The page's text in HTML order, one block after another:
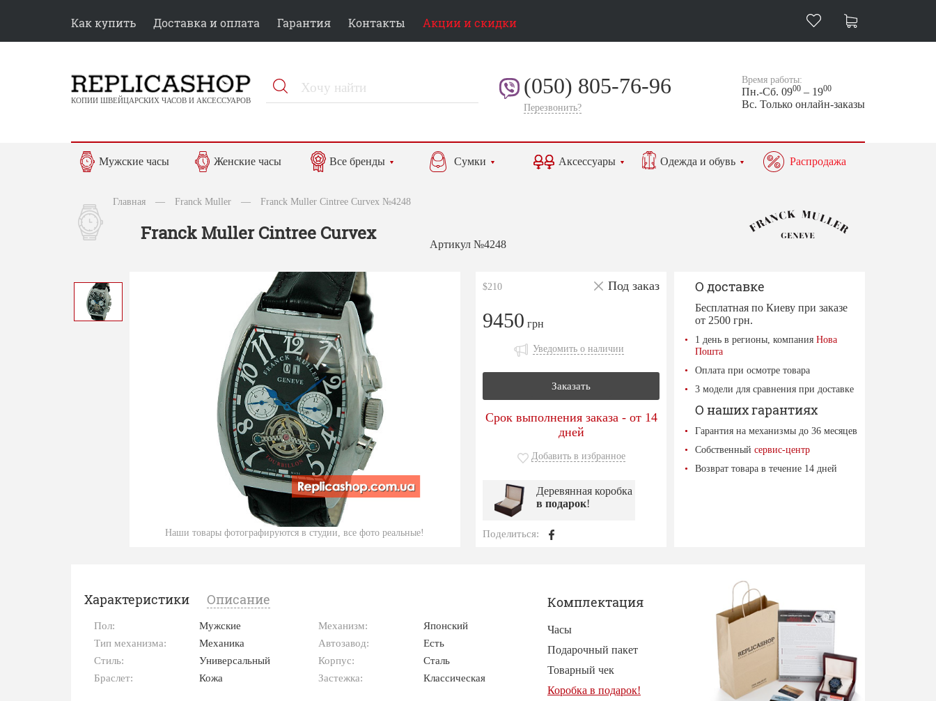
Как купить Доставка и оплата Гарантия Контакты Акции и скидки
КОПИИ ШВЕЙЦАРСКИХ ЧАСОВ И АКСЕССУАРОВ
(050) 805-76-96
Перезвонить?
Время работы:
Пн.-Сб. 0900 – 1900
Вс. Только онлайн-заказы
Мужские часы Женские часы Все бренды Сумки Аксессуары Одежда и обувь Распродажа
Главная — Franck Muller — Franck Muller Cintree Curvex №4248
Franck Muller Cintree Curvex
Артикул №4248
Наши товары фотографируются в студии, все фото реальные!
$210 Под заказ
9450 грн
Уведомить о наличии
Заказать
Срок выполнения заказа - от 14
дней
Добавить в избранное
Деревянная коробка
в подарок!
Поделиться:
О доставке
Бесплатная по Киеву при заказе
от 2500 грн.
1 день в регионы, компанияНова
Пошта
Оплата при осмотре товара
3 модели для сравнения при доставке
О наших гарантиях
Гарантия на механизмы до 36 месяцев
Собственныйсервис-центр
Возврат товара в течение 14 дней
Характеристики Описание
Пол: Мужские Механизм:
Японский
Тип механизма:
Механика Автозавод:
Есть
Стиль:
Универсальный Корпус:
Сталь
Браслет:
Кожа Застежка: Классическая
Комплектация
Часы
Подарочный пакет
Товарный чек
Коробка в подарок!